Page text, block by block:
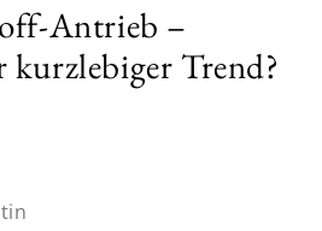
Antrieb –
Trend?